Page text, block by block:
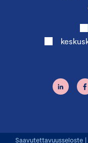
Saavutettavuusseloste |